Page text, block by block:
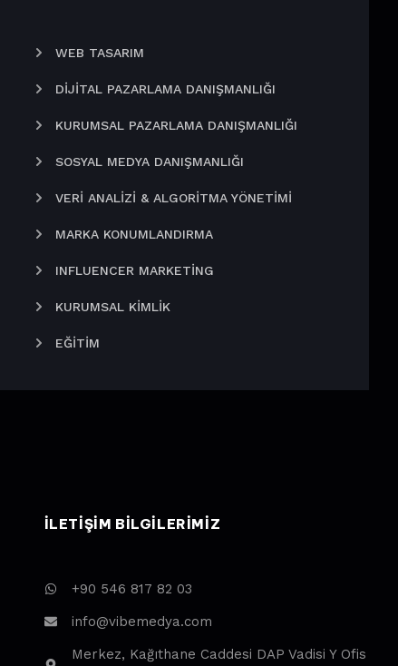
WEB TASARIM
DIJITAL PAZARLAMA DANIŞMANLIĞI
KURUMSAL PAZARLAMA DANIŞMANLIĞI
SOSYAL MEDYA DANIŞMANLIĞI
VERI ANALIZI & ALGORITMA YÖNETIMI
MARKA KONUMLANDIRMA
INFLUENCER MARKETING
KURUMSAL KIMLIK
EĞITIM
ILETIŞIM BILGILERIMIZ
+90 546 817 82 03
info@vibemedya.com
Merkez, Kağıthane Caddesi DAP Vadisi Y Ofis